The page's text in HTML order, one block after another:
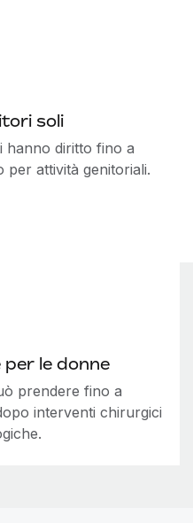
soli
hanno diritto fino a
per attività genitoriali.
per le donne
prendere fino a
interventi chirurgici